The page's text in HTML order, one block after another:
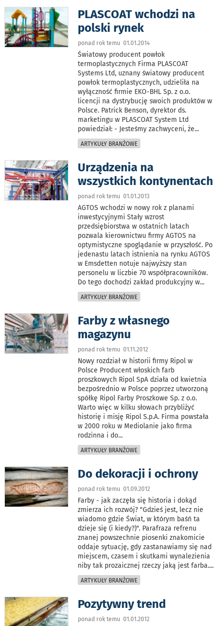
PLASCOAT wchodzi na
polski rynek
ponad rok temu 01.01.2014
Światowy producent powłok
termoplastycznych Firma PLASCOAT
Systems Ltd, uznany światowy producent
powłok termoplastycznych, udzieliła na
wyłączność firmie EKO-BHL Sp. z o.o.
licencji na dystrybucję swoich produktów w
Polsce. Patrick Benson, dyrektor ds.
marketingu w PLASCOAT System Ltd
powiedział: - Jesteśmy zachwyceni, że...
ARTYKUŁY BRANŻOWE
Urządzenia na
wszystkich kontynentach
ponad rok temu 01.01.2013
AGTOS wchodzi w nowy rok z planami
inwestycyjnymi Stały wzrost
przedsiębiorstwa w ostatnich latach
pozwala kierownictwu firmy AGTOS na
optymistyczne spoglądanie w przyszłość. Po
jedenastu latach istnienia na rynku AGTOS
w Emsdetten notuje najwyższy stan
personelu w liczbie 70 współpracowników.
Do tego dochodzi zakład produkcyjny w...
ARTYKUŁY BRANŻOWE
Farby z własnego
magazynu
ponad rok temu 01.11.2012
Nowy rozdział w historii firmy Ripol w
Polsce Producent włoskich farb
proszkowych Ripol SpA działa od kwietnia
bezpośrednio w Polsce poprzez utworzoną
spółkę Ripol Farby Proszkowe Sp. z o.o.
Warto więc w kilku słowach przybliżyć
historię i misję Ripol S.p.A. Firma powstała
w 2000 roku w Mediolanie jako firma
rodzinna i do...
ARTYKUŁY BRANŻOWE
Do dekoracji i ochrony
ponad rok temu 01.09.2012
Farby - jak zaczęła się historia i dokąd
zmierza ich rozwój? "Gdzieś jest, lecz nie
wiadomo gdzie Świat, w którym baśń ta
dzieje się (i kiedy?)". Parafraza refrenu
znanej powszechnie piosenki znakomicie
oddaje sytuację, gdy zastanawiamy się nad
miejscem, czasem i skutkami wynalezienia
niby tak prozaicznej rzeczy jaką jest farba....
ARTYKUŁY BRANŻOWE
Pozytywny trend
ponad rok temu 01.01.2012